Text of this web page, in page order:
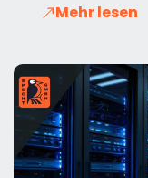
Mehr lesen